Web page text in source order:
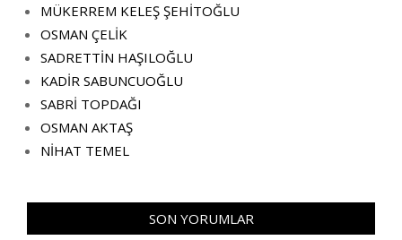
MÜKERREM KELEŞ ŞEHİTOĞLU
OSMAN ÇELİK
SADRETTİN HAŞILOĞLU
KADİR SABUNCUOĞLU
SABRİ TOPDAĞI
OSMAN AKTAŞ
NİHAT TEMEL
SON YORUMLAR